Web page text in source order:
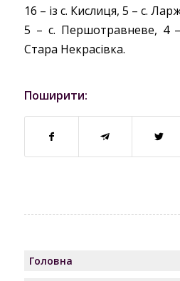
16 – із с. Кислиця, 5 – с.
5 – с. Першотравневе, 4
Стара Некрасівка.
Поширити:
Головна